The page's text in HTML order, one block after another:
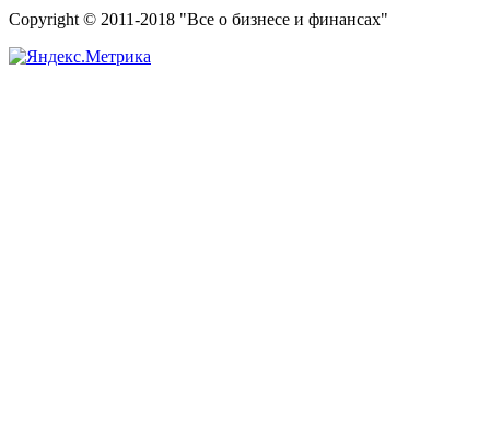
Copyright © 2011-2018 "Все о бизнесе и финансах"